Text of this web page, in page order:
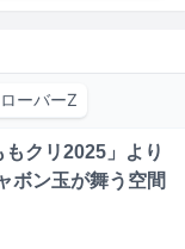
ーバーZ
クリ2025」より
ボン玉が舞う空間